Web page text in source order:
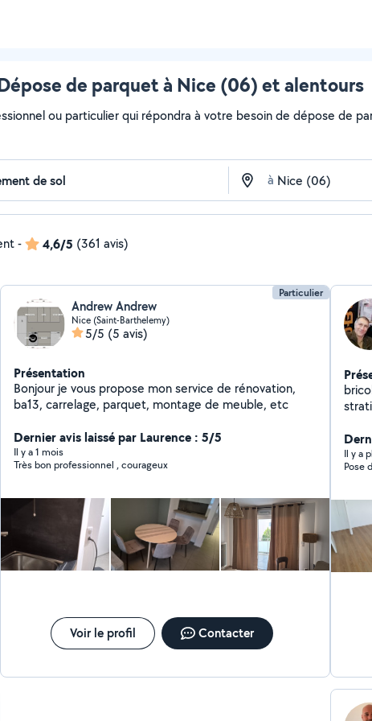
de parquet à Nice (06) et alentours
ou particulier qui répondra à votre besoin de dépose de
à
- 4,6/5 (361 avis)
Particulier
Andrew Andrew
Nice (Saint-Barthelemy)
5/5 (5 avis)
Présentation
Bonjour je vous propose mon service de rénovation,
ba13, carrelage, parquet, montage de meuble, etc
Dernier avis laissé par Laurence : 5/5
Il y a 1 mois
Très bon professionnel , courageux
Voir le profil Contacter
bricoleur
Il y a
Pose